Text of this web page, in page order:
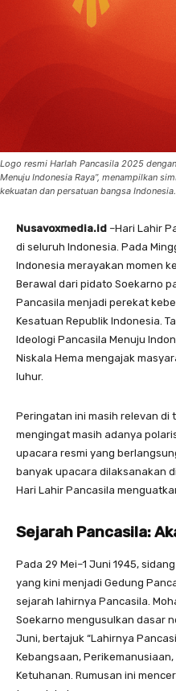
Logo resmi Harlah Pancasila 2025
Menuju Indonesia Raya”, menampilkan
kekuatan dan persatuan bangsa
Nusavoxmedia.id –Hari Lahir
di seluruh Indonesia. Pada
Indonesia merayakan momen
Berawal dari pidato Soekarno
Pancasila menjadi perekat
Kesatuan Republik Indonesia.
Ideologi Pancasila Menuju
Niskala Hema mengajak
luhur.
Peringatan ini masih relevan di
mengingat masih adanya
upacara resmi yang
banyak upacara dilaksanakan
Hari Lahir Pancasila
Sejarah Pancasila:
Pada 29 Mei–1 Juni 1945,
yang kini menjadi Gedung
sejarah lahirnya Pancasila.
Soekarno mengusulkan dasar
Juni, bertajuk “Lahirnya
Kebangsaan,
Ketuhanan. Rumusan ini